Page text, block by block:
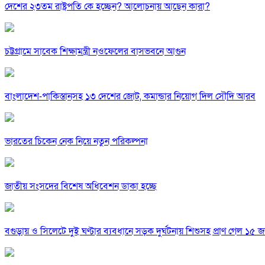
দেশের ২৩তম রাষ্ট্রপতি কে হচ্ছেন? আলোচনায় আছেন কারা?
চট্টগ্রামে সাবেক শিক্ষামন্ত্রী নওফেলের বাসভবনে আগুন
বাংলাদেশ-পাকিস্তানসহ ১৩ দেশের জোট, কমান্ডার নিয়োগ দিল সৌদি আরব
ভারতের চিকেন নেক নিয়ে নতুন পরিকল্পনা
জাতীয় সংসদের বিশেষ অধিবেশন ডাকা হচ্ছে
বগুড়ায় ও সিলেটে দুই ঘণ্টার ব্যবধানে সড়ক দুর্ঘটনায় শিশুসহ প্রাণ গেল ১৫